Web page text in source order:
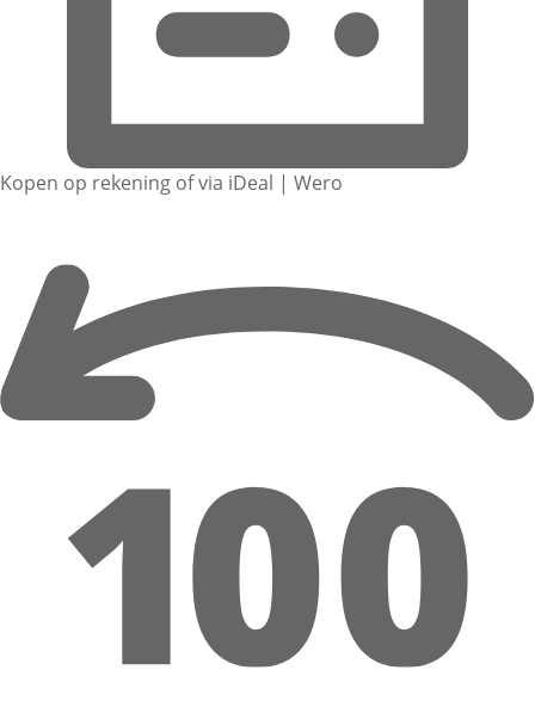
Kopen op rekening of via iDeal | Wero